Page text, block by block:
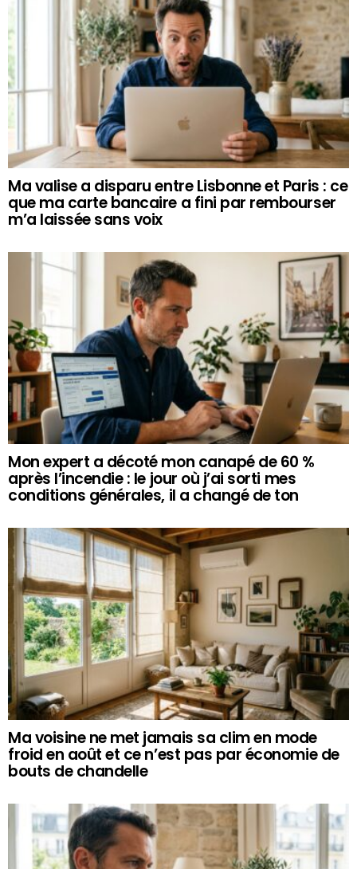
Ma valise a disparu entre Lisbonne et Paris : ce
que ma carte bancaire a fini par rembourser
m’a laissée sans voix
Mon expert a décoté mon canapé de 60 %
après l’incendie : le jour où j’ai sorti mes
conditions générales, il a changé de ton
Ma voisine ne met jamais sa clim en mode
froid en août et ce n’est pas par économie de
bouts de chandelle